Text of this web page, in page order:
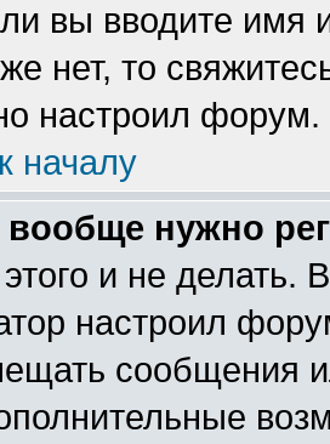
вы вводите
нет, то
настроил форум.
началу
нужно
и не делать.
настроил
сообщения